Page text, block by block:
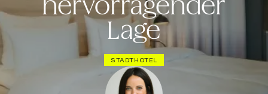
hervorragender
Lage
STADTHOTEL